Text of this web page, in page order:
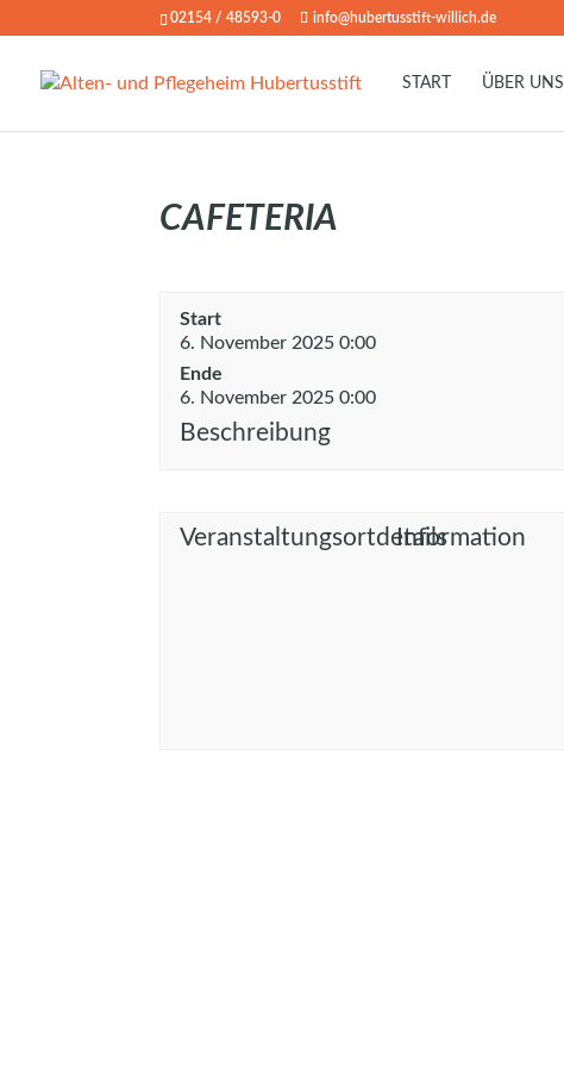
02154 / 48593-0 info@hubertusstift-willich.de
START ÜBER UNS
CAFETERIA
Start
6. November 2025 0:00
Ende
6. November 2025 0:00
Beschreibung
VeranstaltungsortdetailsInformation